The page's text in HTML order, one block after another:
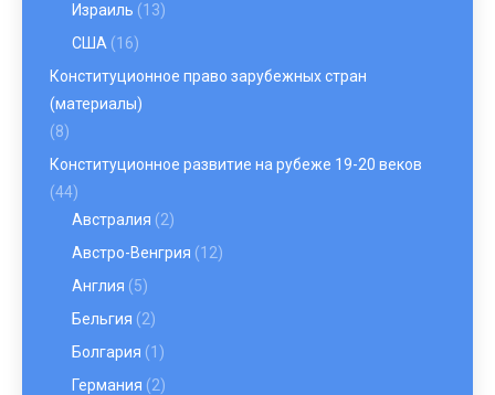
Израиль (13)
США (16)
Конституционное право зарубежных стран
(материалы)
(8)
Конституционное развитие на рубеже 19-20 веков
(44)
Австралия (2)
Австро-Венгрия (12)
Англия (5)
Бельгия (2)
Болгария (1)
Германия (2)